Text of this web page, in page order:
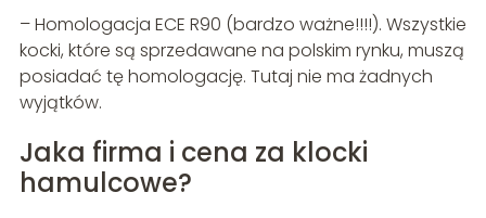
– Homologacja ECE R90 (bardzo ważne!!!!). Wszystkie
kocki, które są sprzedawane na polskim rynku, muszą
posiadać tę homologację. Tutaj nie ma żadnych
wyjątków.
Jaka firma i cena za klocki
hamulcowe?